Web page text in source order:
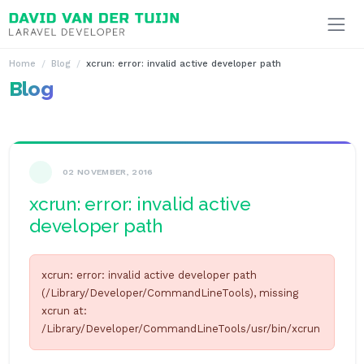
Ga naar inhoud
Home Blog xcrun: error: invalid active developer path
Blog
02 NOVEMBER, 2016
xcrun: error: invalid active
developer path
xcrun: error: invalid active developer path
(/Library/Developer/CommandLineTools), missing
xcrun at:
/Library/Developer/CommandLineTools/usr/bin/xcrun